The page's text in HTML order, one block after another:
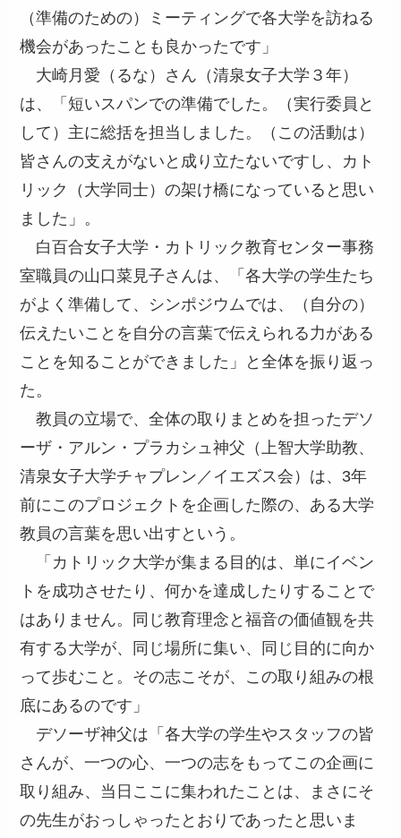
（準備のための）ミーティングで各大学を訪ねる
機会があったことも良かったです」
大崎月愛（るな）さん（清泉女子大学３年）
は、「短いスパンでの準備でした。（実行委員と
して）主に総括を担当しました。（この活動は）
皆さんの支えがないと成り立たないですし、カト
リック（大学同士）の架け橋になっていると思い
ました」。
白百合女子大学・カトリック教育センター事務
室職員の山口菜見子さんは、「各大学の学生たち
がよく準備して、シンポジウムでは、（自分の）
伝えたいことを自分の言葉で伝えられる力がある
ことを知ることができました」と全体を振り返っ
た。
教員の立場で、全体の取りまとめを担ったデソ
ーザ・アルン・プラカシュ神父（上智大学助教、
清泉女子大学チャプレン／イエズス会）は、3年
前にこのプロジェクトを企画した際の、ある大学
教員の言葉を思い出すという。
「カトリック大学が集まる目的は、単にイベン
トを成功させたり、何かを達成したりすることで
はありません。同じ教育理念と福音の価値観を共
有する大学が、同じ場所に集い、同じ目的に向か
って歩むこと。その志こそが、この取り組みの根
底にあるのです」
デソーザ神父は「各大学の学生やスタッフの皆
さんが、一つの心、一つの志をもってこの企画に
取り組み、当日ここに集われたことは、まさにそ
の先生がおっしゃったとおりであったと思いま